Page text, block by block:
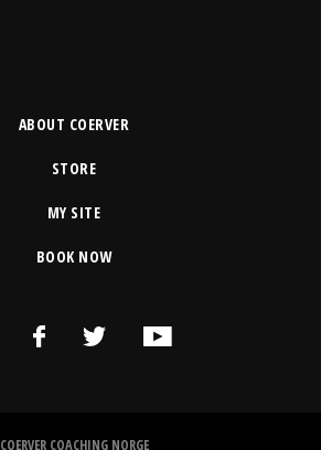
ABOUT COERVER
STORE
MY SITE
BOOK NOW
COERVER COACHING NORGE